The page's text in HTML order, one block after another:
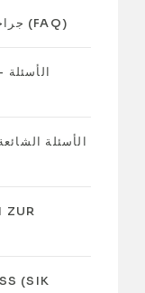
جراحة شد الذراعين: الأسئلة الشائعة (FAQ)
الأسئلة
ZUR
(SIK